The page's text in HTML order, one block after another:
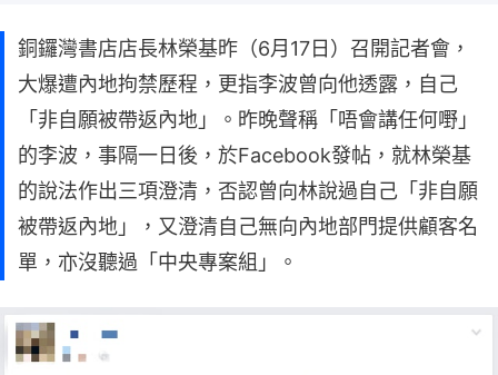
銅鑼灣書店店長林榮基昨（6月17日）召開記者會，
大爆遭內地拘禁歷程，更指李波曾向他透露，自己
「非自願被帶返內地」。昨晚聲稱「唔會講任何嘢」
的李波，事隔一日後，於Facebook發帖，就林榮基
的說法作出三項澄清，否認曾向林說過自己「非自願
被帶返內地」，又澄清自己無向內地部門提供顧客名
單，亦沒聽過「中央專案組」。